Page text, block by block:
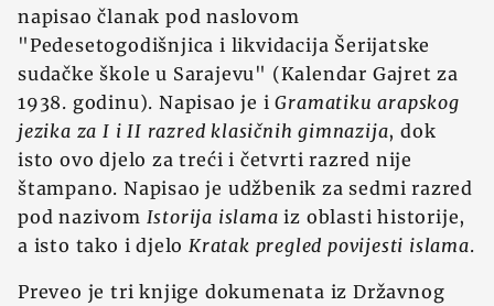
napisao članak pod naslovom
"Pedesetogodišnjica i likvidacija Šerijatske
sudačke škole u Sarajevu" (Kalendar Gajret za
1938. godinu). Napisao je iGramatiku arapskog
jezika za I i II razred klasičnih gimnazija, dok
isto ovo djelo za treći i četvrti razred nije
štampano. Napisao je udžbenik za sedmi razred
pod nazivom Istorija islama iz oblasti historije,
a isto tako i djeloKratak pregled povijesti islama.
Preveo je tri knjige dokumenata iz Državnog